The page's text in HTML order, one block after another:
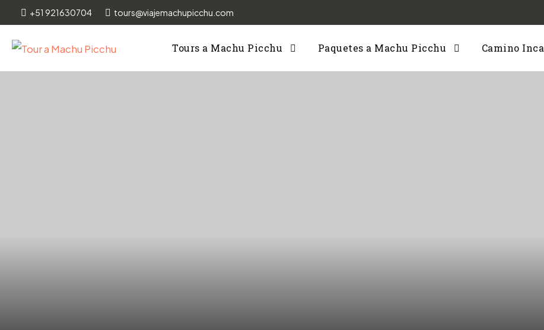
+51 921630704 tours@viajemachupicchu.com
Tours a Machu Picchu Paquetes a Machu Picchu Camino Inca